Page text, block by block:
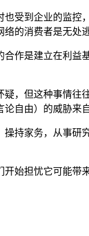
受到企业的监
的消费者是无处逃
作是建立在利
，但这种事情
自由）的威胁来
持家务，从事
始担忧它可能带